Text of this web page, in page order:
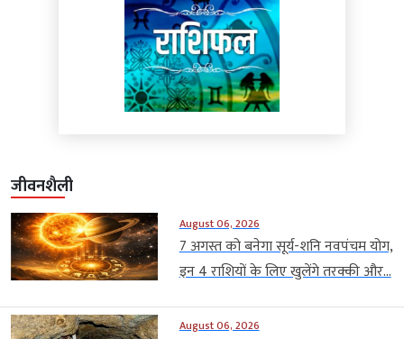
जीवनशैली
August 06, 2026
7 अगस्त को बनेगा सूर्य-शनि नवपंचम योग,
इन 4 राशियों के लिए खुलेंगे तरक्की और...
August 06, 2026